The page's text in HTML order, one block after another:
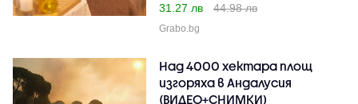
31.27 лв
44.98 лв
Grabo.bg
Над 4000 хектара площ
изгоряха в Андалусия
(ВИДЕО+СНИМКИ)